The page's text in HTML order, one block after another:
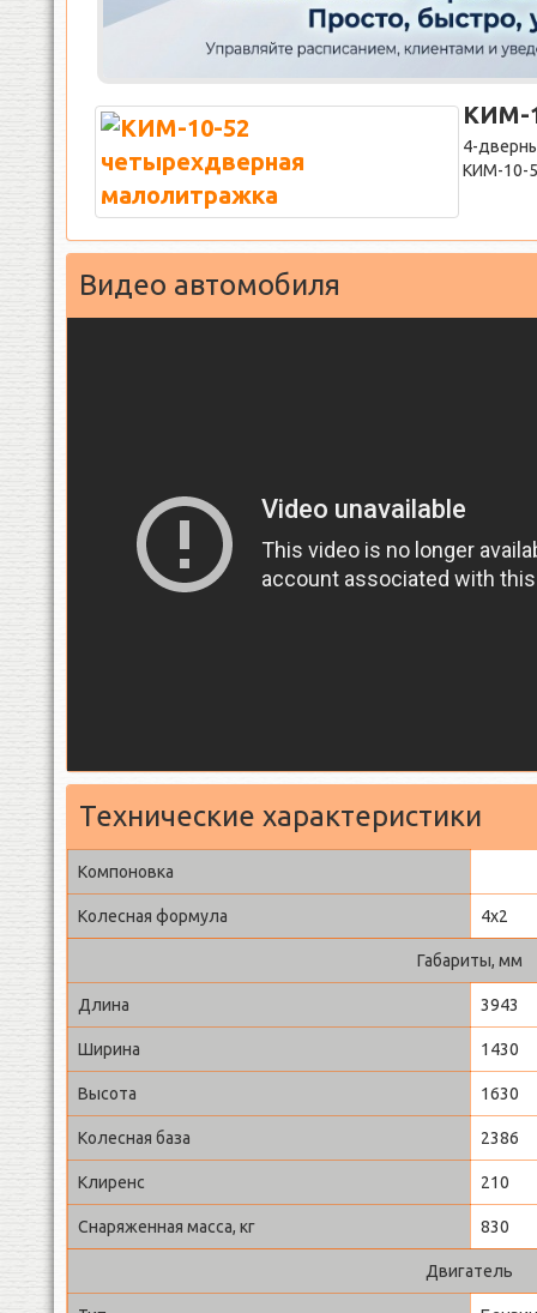
КИМ-
4-
КИМ-10-
Видео автомобиля
Технические характеристики
Компоновка
Колесная формула 4х2
Габариты, мм
Длина 3943
Ширина 1430
Высота 1630
Колесная база 2386
Клиренс 210
Снаряженная масса, кг 830
Двигатель